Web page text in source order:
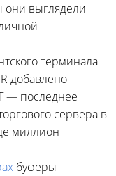
они выглядели
терминала
добавлено
— последнее
сервера в
миллион
буферы